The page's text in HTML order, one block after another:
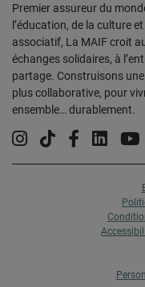
Premier assureur du
l’éducation, de la culture
associatif, La MAIF croit
échanges solidaires, à
partage. Construisons
plus collaborative, pour
ensemble… durablement.
Instagram
Tiktok